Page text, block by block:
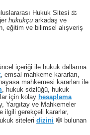
Hukuk Sitesi ⚖️
hukukçu arkadaş ve
eğitim ve bilimsel alışveriş
içeriği ile hukuk dallarına
, emsal mahkeme kararları,
mahkemesi kararları ile
, hukuk sözlüğü, hukuk
için kolay hesaplama
Yargıtay ve Mahkemeler
ilgili gerekçeli kararlar,
siteleri dizini 🕸 bulunan